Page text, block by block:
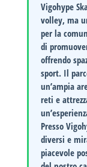
Vigohype
volley, ma
per la
di
offrendo
sport. Il
un’ampia
reti e
Presso
diversi e
piacevole